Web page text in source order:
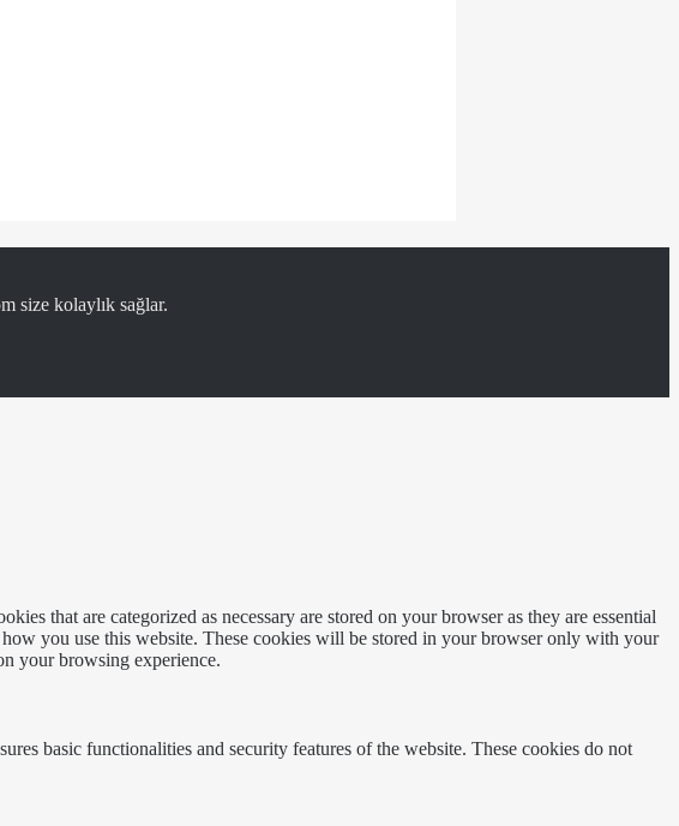
size kolaylık sağlar.
that are categorized as necessary are stored on your browser as they are essential
you use this website. These cookies will be stored in your browser only with your
your browsing experience.
basic functionalities and security features of the website. These cookies do not